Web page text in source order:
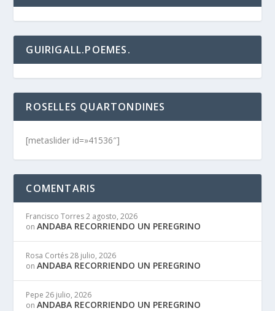
GUIRIGALL.POEMES.
ROSELLES QUARTONDINES
[metaslider id=»41536″]
COMENTARIS
Francisco Torres 2 agosto, 2026
onANDABA RECORRIENDO UN PEREGRINO
Rosa Cortés 28 julio, 2026
onANDABA RECORRIENDO UN PEREGRINO
Pepe 26 julio, 2026
onANDABA RECORRIENDO UN PEREGRINO